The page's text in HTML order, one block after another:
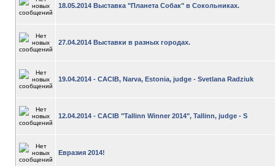
18.05.2014 Выставка "Планета Собак" в Сокольниках.
27.04.2014 Выставки в разных городах.
19.04.2014 - CACIB, Narva, Estonia, judge - Svetlana Radziuk
12.04.2014 - CACIB "Tallinn Winner 2014", Tallinn, judge - S
Евразия 2014!